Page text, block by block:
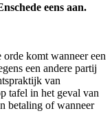
eens aan.
komt wanneer een
een andere partij
van
tafel in het geval van
betaling of wanneer